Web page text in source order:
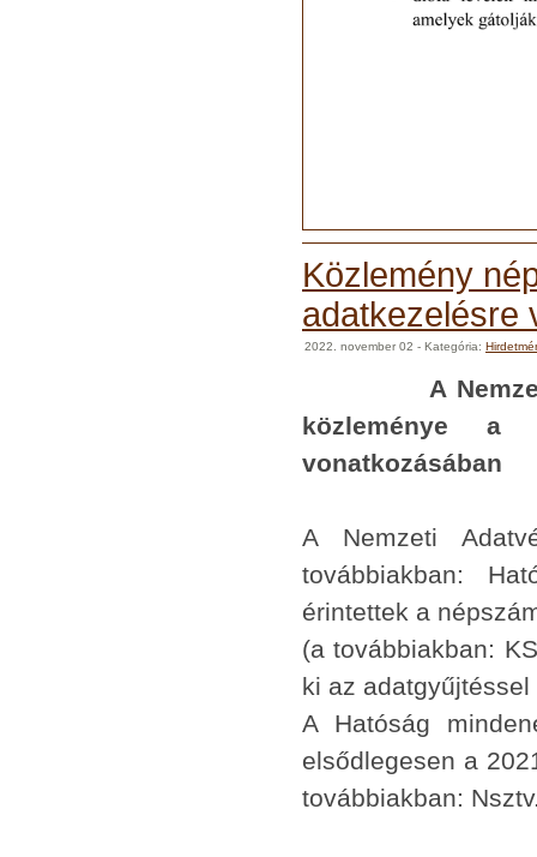
Közlemény
adatkezelésre
2022. november 02 - Kategória:
A Nemzeti
közleménye a
vonatkozásában
A Nemzeti
továbbiakban:
érintettek a
(a továbbiakban:
ki az
A Hatóság
elsődlegesen a
továbbiakban: